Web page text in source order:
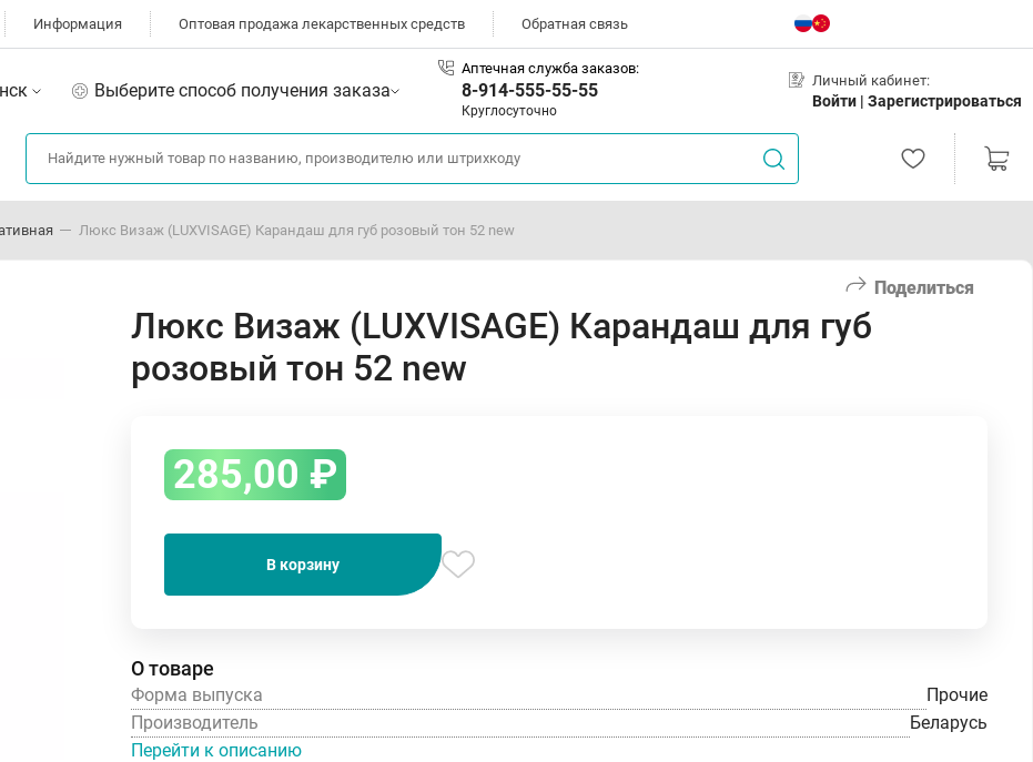
Информация Оптовая продажа лекарственных средств Обратная связь
Выберите способ получения заказа
Аптечная служба заказов:
8-914-555-55-55
Круглосуточно
Личный кабинет:
Войти | Зарегистрироваться
Люкс Визаж (LUXVISAGE) Карандаш для губ розовый тон 52 new
Поделиться
Люкс Визаж (LUXVISAGE) Карандаш для губ
розовый тон 52 new
285,00 ₽
В корзину
О товаре
Форма выпуска
Прочие
Производитель
Беларусь
Перейти к описанию